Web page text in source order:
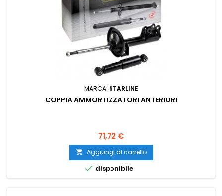
MARCA: STARLINE
COPPIA AMMORTIZZATORI ANTERIORI
Prezzo
71,72 €
 Aggiungi al carrello
 disponibile